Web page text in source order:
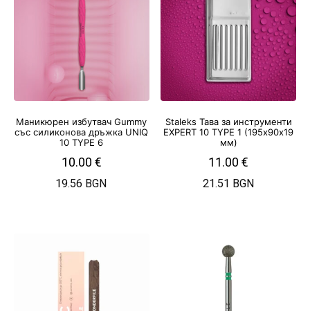
Маникюрен избутвач Gummy
със силиконова дръжка UNIQ
10 TYPE 6
10.00 €
19.56 BGN
Staleks Тава за инструменти
EXPERT 10 TYPE 1 (195х90х19
мм)
11.00€
21.51 BGN